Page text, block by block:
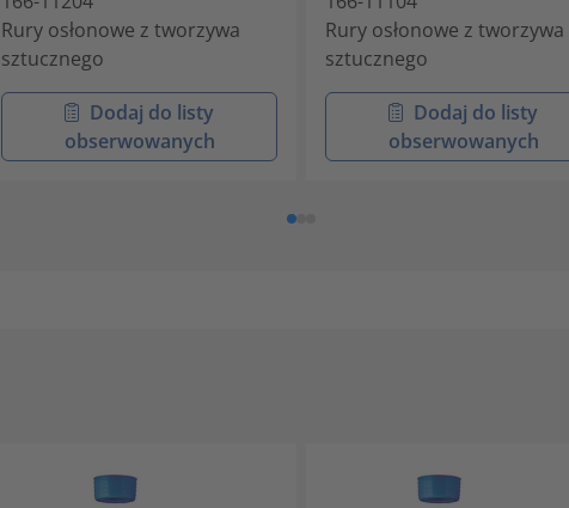
Rury osłonowe z tworzywa
sztucznego
Dodaj do listy
obserwowanych
Rury osłonowe z tworzywa
sztucznego
Dodaj do listy
obserwowanych